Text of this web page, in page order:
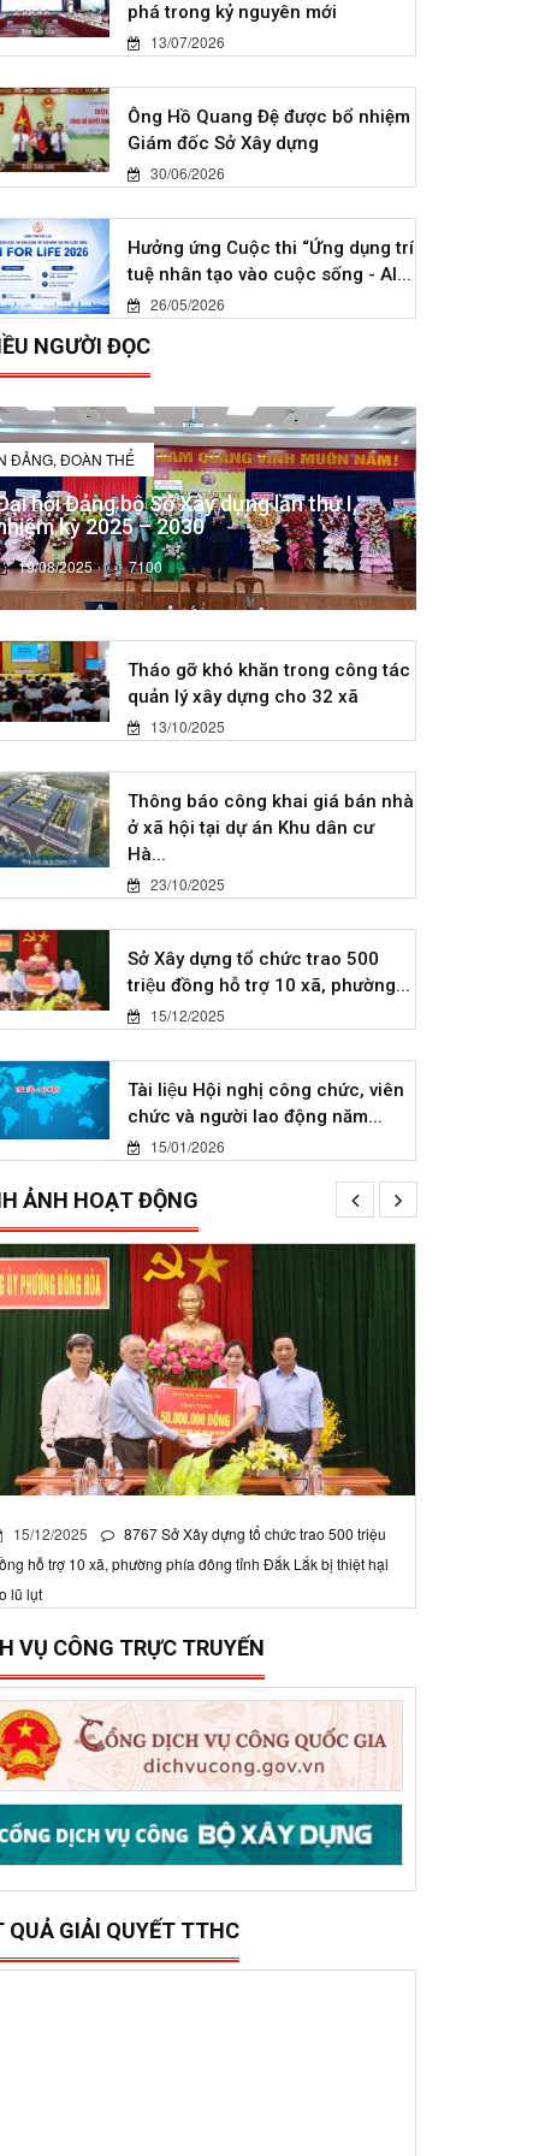
phá trong kỷ nguyên mới
13/07/2026
Ông Hồ Quang Đệ được bổ nhiệm
Giám đốc Sở Xây dựng
30/06/2026
Hưởng ứng Cuộc thi “Ứng dụng trí
tuệ nhân tạo vào cuộc sống - AI...
26/05/2026
NGƯỜI ĐỌC
ĐẢNG, ĐOÀN THỂ
hội Đảng bộ Sở Xây dựng lần thứ I,
kỳ 2025 – 2030
19/08/2025 7100
Tháo gỡ khó khăn trong công tác
quản lý xây dựng cho 32 xã
13/10/2025
Thông báo công khai giá bán nhà
ở xã hội tại dự án Khu dân cư
Hà...
23/10/2025
Sở Xây dựng tổ chức trao 500
triệu đồng hỗ trợ 10 xã, phường...
15/12/2025
Tài liệu Hội nghị công chức, viên
chức và người lao động năm...
15/01/2026
ẢNH HOẠT ĐỘNG
Xây dựng tổ chức trao 500 triệu đồng hỗ trợ 10
phường phía đông tỉnh Đắk Lắk bị thiệt hại do lũ
VỤ CÔNG TRỰC TRUYẾN